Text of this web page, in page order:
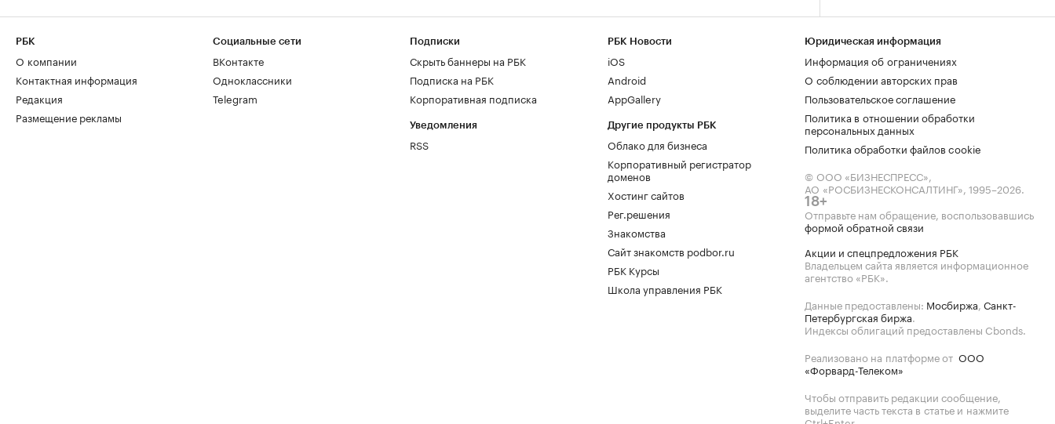
РБК
О компании
Контактная информация
Редакция
Размещение рекламы
Социальные сети
ВКонтакте
Одноклассники
Telegram
Подписки
Скрыть баннеры на РБК
Подписка на РБК
Корпоративная подписка
Уведомления
RSS
РБК Новости
iOS
Android
AppGallery
Другие продукты РБК
Облако для бизнеса
Корпоративный регистратор
доменов
Хостинг сайтов
Рег.решения
Знакомства
Сайт знакомств podbor.ru
РБК Курсы
Школа управления РБК
Юридическая информация
Информация об ограничениях
О соблюдении авторских прав
Пользовательское соглашение
Политика в отношении обработки
персональных данных
Политика обработки файлов cookie
© ООО «БИЗНЕСПРЕСС»,
АО «РОСБИЗНЕСКОНСАЛТИНГ», 1995–2026.
18+
Отправьте нам обращение, воспользовавшись
формой обратной связи
Акции и спецпредложения РБК
Владельцем сайта является информационное
агентство «РБК».
Данные предоставлены: Мосбиржа, Санкт-
Петербургская биржа.
Индексы облигаций предоставлены Cbonds.
Реализовано на платформе от ООО
«Форвард-Телеком»
Чтобы отправить редакции сообщение,
выделите часть текста в статье и нажмите